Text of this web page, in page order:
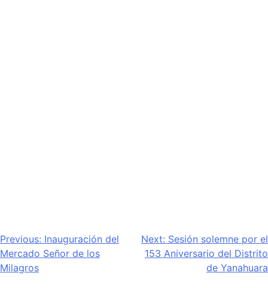
Navegación
de
Previous: Inauguración del
Mercado Señor de los
Milagros
Next: Sesión solemne por el
153 Aniversario del Distrito
de Yanahuara